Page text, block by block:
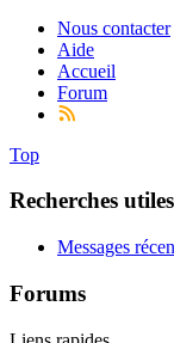
Nous contacter
Aide
Accueil
Forum
Top
Recherches utiles
Messages
Forums